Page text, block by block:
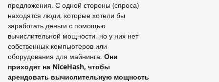
предложения. С одной стороны (спроса)
находятся люди, которые хотели бы
заработать деньги с помощью
вычислительной мощности, но у них нет
собственных компьютеров или
оборудования для майнинга. Они
приходят на NiceHash, чтобы
арендовать вычислительную мощность